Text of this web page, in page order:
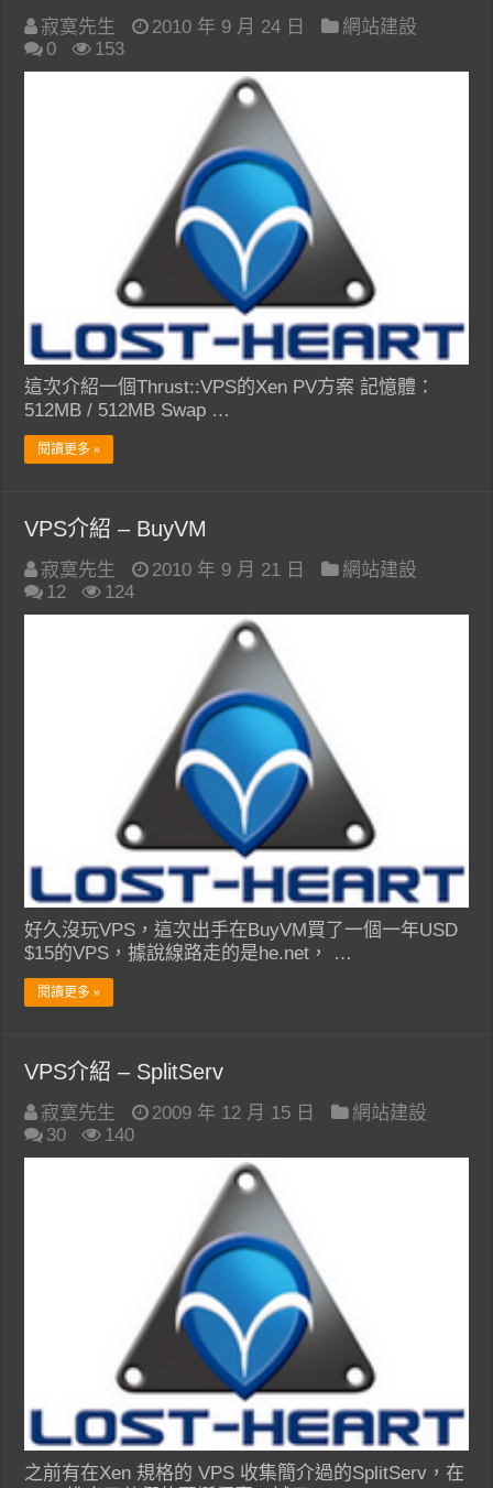
寂寞先生 2010 年 9 月 24 日
網站建設
0
153
這次介紹一個Thrust::VPS的Xen PV方案 記憶體：
512MB / 512MB Swap …
閱讀更多 »
VPS介紹 – BuyVM
寂寞先生 2010 年 9 月 21 日
網站建設
12
124
好久沒玩VPS，這次出手在BuyVM買了一個一年USD
$15的VPS，據說線路走的是he.net， …
閱讀更多 »
VPS介紹 – SplitServ
寂寞先生 2009 年 12 月 15 日
網站建設
30
140
之前有在Xen 規格的 VPS 收集簡介過的SplitServ，在